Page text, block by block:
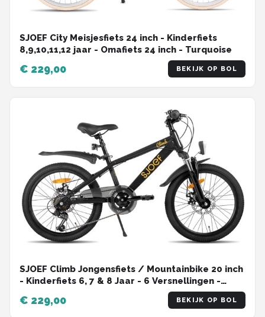
SJOEF City Meisjesfiets 24 inch - Kinderfiets
8,9,10,11,12 jaar - Omafiets 24 inch - Turquoise
€ 229,00 BEKIJK OP BOL
SJOEF Climb Jongensfiets / Mountainbike 20 inch
- Kinderfiets 6, 7 & 8 Jaar - 6 Versnellingen -
Schijfremmen - Verende voorvork - Spatborden -
Kettingkast - LED verlichting - Zwart
€ 229,00 BEKIJK OP BOL